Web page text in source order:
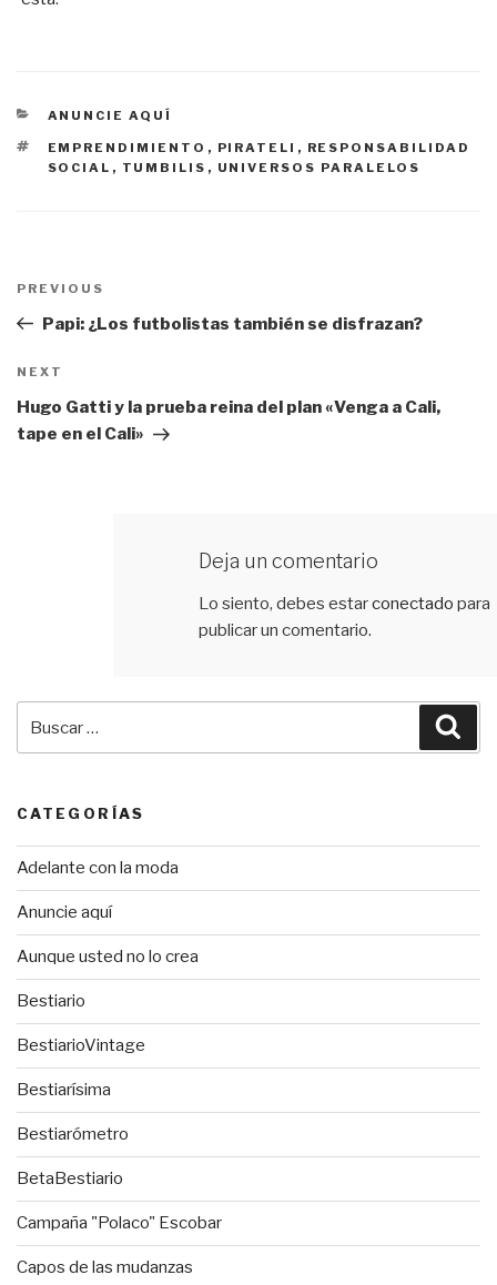
CATEGORÍAS
ANUNCIE AQUÍ
ETIQUETAS
EMPRENDIMIENTO , PIRATELI , RESPONSABILIDAD
SOCIAL , TUMBILIS , UNIVERSOS PARALELOS
entradas
Previous
Post
PREVIOUS
Papi: ¿Los futbolistas también se disfrazan?
Next
Post
NEXT
Hugo Gatti y la prueba reina del plan «Venga a Cali,
tape en el Cali»
Deja un comentario
Lo siento, debes estarconectado para
publicar un comentario.
CATEGORÍAS
Adelante con la moda
Anuncie aquí
Aunque usted no lo crea
Bestiario
BestiarioVintage
Bestiarísima
Bestiarómetro
BetaBestiario
Campaña "Polaco" Escobar
Capos de las mudanzas